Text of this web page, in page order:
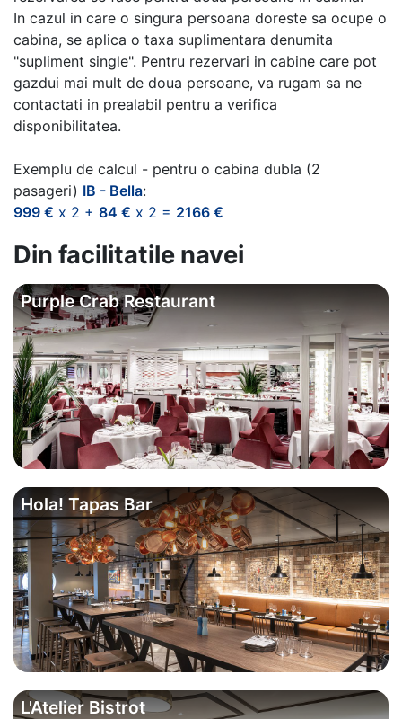
In cazul in care o singura persoana doreste sa ocupe o
cabina, se aplica o taxa suplimentara denumita
"supliment single". Pentru rezervari in cabine care pot
gazdui mai mult de doua persoane, va rugam sa ne
contactati in prealabil pentru a verifica
disponibilitatea.
Exemplu de calcul - pentru o cabina dubla (2
pasageri) IB - Bella:
999 € x 2 + 84 € x 2 = 2166 €
Din facilitatile navei
Purple Crab Restaurant
Hola! Tapas Bar
L'Atelier Bistrot